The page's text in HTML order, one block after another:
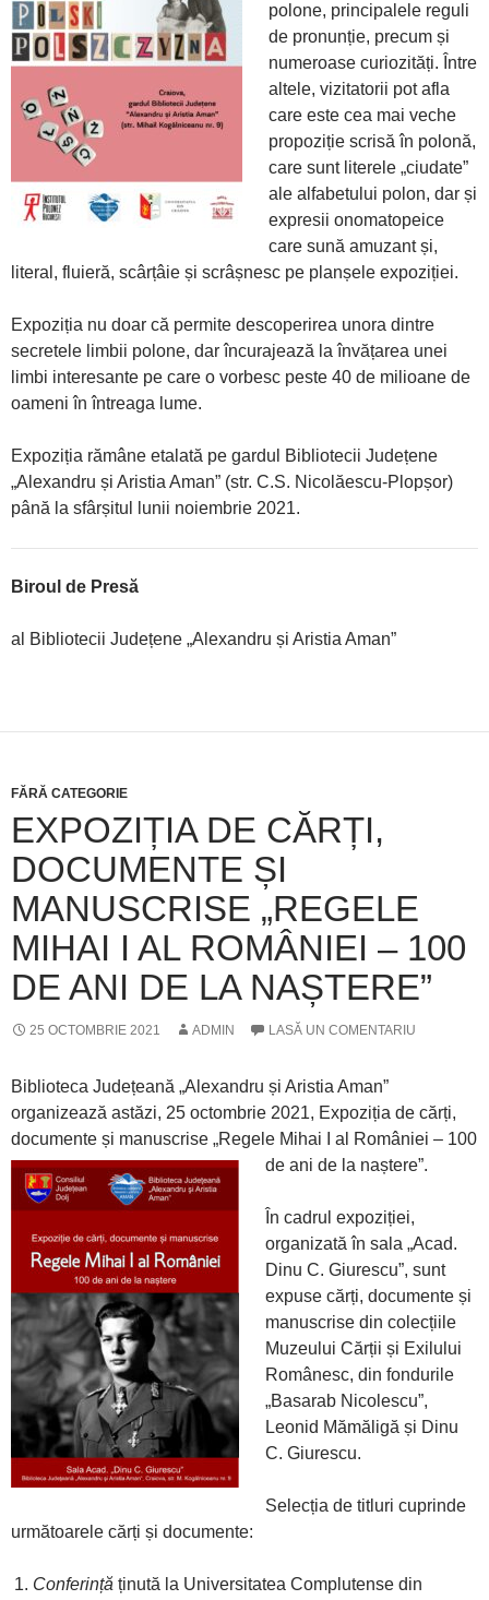
polone, principalele reguli
de pronunție, precum și
numeroase curiozități. Între
altele, vizitatorii pot afla
care este cea mai veche
propoziție scrisă în polonă,
care sunt literele „ciudate”
ale alfabetului polon, dar și
expresii onomatopeice
care sună amuzant și,
literal, fluieră, scârțâie și scrâșnesc pe planșele expoziției.
Expoziția nu doar că permite descoperirea unora dintre
secretele limbii polone, dar încurajează la învățarea unei
limbi interesante pe care o vorbesc peste 40 de milioane de
oameni în întreaga lume.
Expoziția rămâne etalată pe gardul Bibliotecii Județene
„Alexandru și Aristia Aman” (str. C.S. Nicolăescu-Plopșor)
până la sfârșitul lunii noiembrie 2021.
Biroul de Presă
al Bibliotecii Județene „Alexandru și Aristia Aman”
FĂRĂ CATEGORIE
EXPOZIȚIA DE CĂRȚI,
DOCUMENTE ȘI
MANUSCRISE „REGELE
MIHAI I AL ROMÂNIEI – 100
DE ANI DE LA NAȘTERE”
25 OCTOMBRIE 2021 ADMIN LASĂ UN COMENTARIU
Biblioteca Județeană „Alexandru și Aristia Aman”
organizează astăzi, 25 octombrie 2021, Expoziția de cărți,
documente și manuscrise „Regele Mihai I al României – 100
de ani de la naștere”.
În cadrul expoziției,
organizată în sala „Acad.
Dinu C. Giurescu”, sunt
expuse cărți, documente și
manuscrise din colecțiile
Muzeului Cărții și Exilului
Românesc, din fondurile
„Basarab Nicolescu”,
Leonid Mămăligă și Dinu
C. Giurescu.
Selecția de titluri cuprinde
următoarele cărți și documente:
Conferință ținută la Universitatea Complutense din